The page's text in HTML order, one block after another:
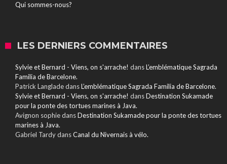
Qui sommes-nous?
LES DERNIERS COMMENTAIRES
Sylvie et Bernard - Viens, on s'arrache! dansL’emblématique Sagrada
Familia de Barcelone.
Patrick LangladedansL’emblématique Sagrada Familia de Barcelone.
Sylvie et Bernard - Viens, on s'arrache! dansDestination Sukamade
pour la ponte des tortues marines à Java.
Avignon sophiedansDestination Sukamade pour la ponte des tortues
marines à Java.
Gabriel TardydansCanal du Nivernais à vélo.